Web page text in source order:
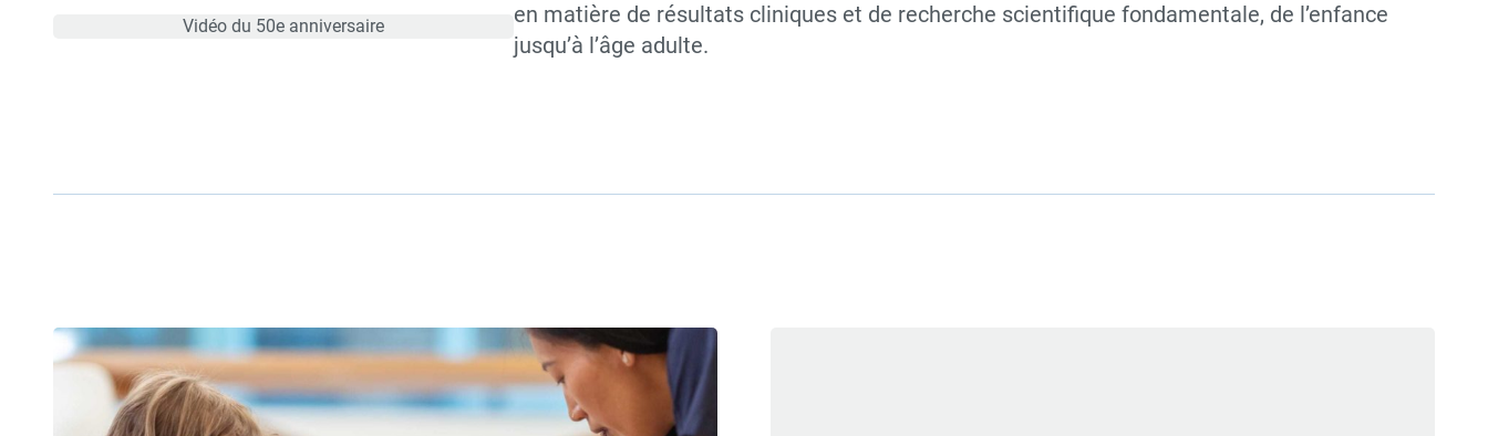
Vidéo du 50e anniversaire
en matière de résultats cliniques et de recherche scientifique fondamentale, de l’enfance
jusqu’à l’âge adulte.